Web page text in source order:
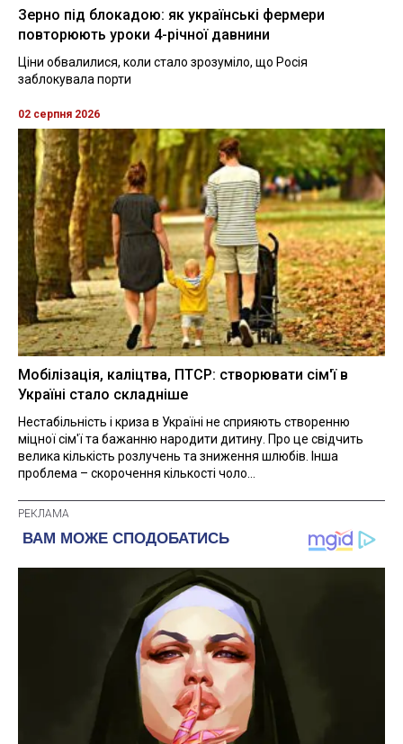
Зерно під блокадою: як українські фермери
повторюють уроки 4-річної давнини
Ціни обвалилися, коли стало зрозуміло, що Росія
заблокувала порти
02 серпня 2026
Мобілізація, каліцтва, ПТСР: створювати сім'ї в
Україні стало складніше
Нестабільність і криза в Україні не сприяють створенню
міцної сім'ї та бажанню народити дитину. Про це свідчить
велика кількість розлучень та зниження шлюбів. Інша
проблема – скорочення кількості чоло...